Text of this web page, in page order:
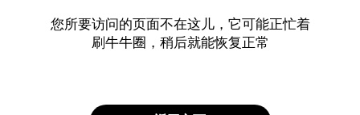
您所要访问的页面不在这儿，它可能正忙着
刷牛牛圈，稍后就能恢复正常